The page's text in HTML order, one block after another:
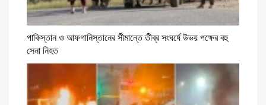
পাকিস্তান ও আফগানিস্তানের সীমান্তে তীব্র সংঘর্ষে উভয় পক্ষের বহু
সেনা নিহত